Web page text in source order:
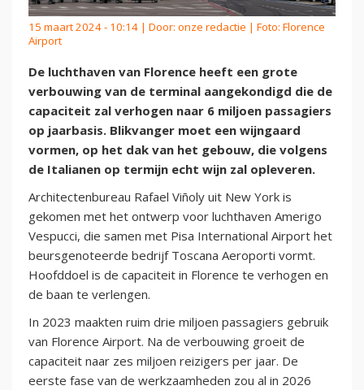
15 maart 2024 - 10:14 | Door: onze redactie | Foto: Florence
Airport
De luchthaven van Florence heeft een grote
verbouwing van de terminal aangekondigd die de
capaciteit zal verhogen naar 6 miljoen passagiers
op jaarbasis. Blikvanger moet een wijngaard
vormen, op het dak van het gebouw, die volgens
de Italianen op termijn echt wijn zal opleveren.
Architectenbureau Rafael Viñoly uit New York is
gekomen met het ontwerp voor luchthaven Amerigo
Vespucci, die samen met Pisa International Airport het
beursgenoteerde bedrijf Toscana Aeroporti vormt.
Hoofddoel is de capaciteit in Florence te verhogen en
de baan te verlengen.
In 2023 maakten ruim drie miljoen passagiers gebruik
van Florence Airport. Na de verbouwing groeit de
capaciteit naar zes miljoen reizigers per jaar. De
eerste fase van de werkzaamheden zou al in 2026